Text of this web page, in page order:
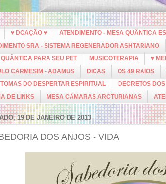
♥ DOAÇÃO ♥ ATENDIMENTO - MESA QUÂNTICA
SRA - SISTEMA REGENERADOR ASHTARIANO
QUÂNTICA PARA SEU PET
MUSICOTERAPIA ♥
CARMESIM - ADAMUS
DICAS OS 49 RAIOS
DO DESPERTAR ESPIRITUAL
DECRETOS
DE LINKS
MESA CÂMARAS ARCTURIANAS
19 DE JANEIRO DE 2013
DOS ANJOS - VIDA